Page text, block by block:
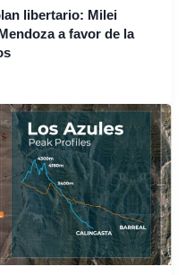
libertario: Milei
a favor de la